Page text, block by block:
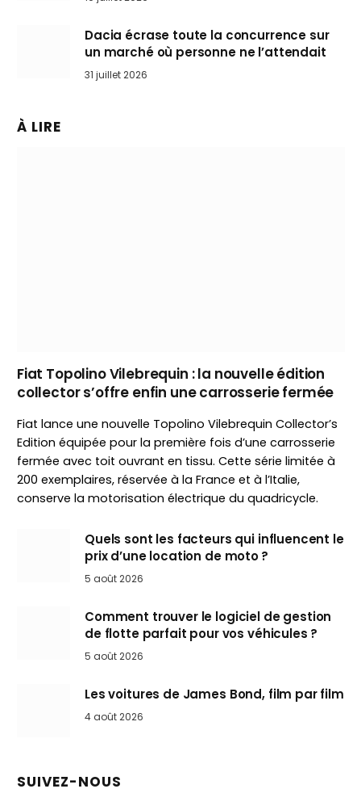
Dacia écrase toute la concurrence sur
un marché où personne ne l’attendait
31 juillet 2026
À LIRE
Fiat Topolino Vilebrequin : la nouvelle édition
collector s’offre enfin une carrosserie fermée
Fiat lance une nouvelle Topolino Vilebrequin Collector’s
Edition équipée pour la première fois d’une carrosserie
fermée avec toit ouvrant en tissu. Cette série limitée à
200 exemplaires, réservée à la France et à l’Italie,
conserve la motorisation électrique du quadricycle.
Quels sont les facteurs qui influencent le
prix d’une location de moto ?
5 août 2026
Comment trouver le logiciel de gestion
de flotte parfait pour vos véhicules ?
5 août 2026
Les voitures de James Bond, film par film
4 août 2026
SUIVEZ-NOUS